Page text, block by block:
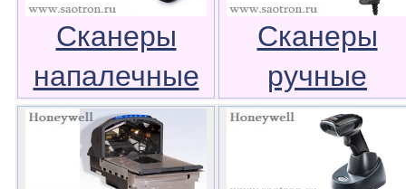
Сканеры
напалечные
Сканеры
ручные